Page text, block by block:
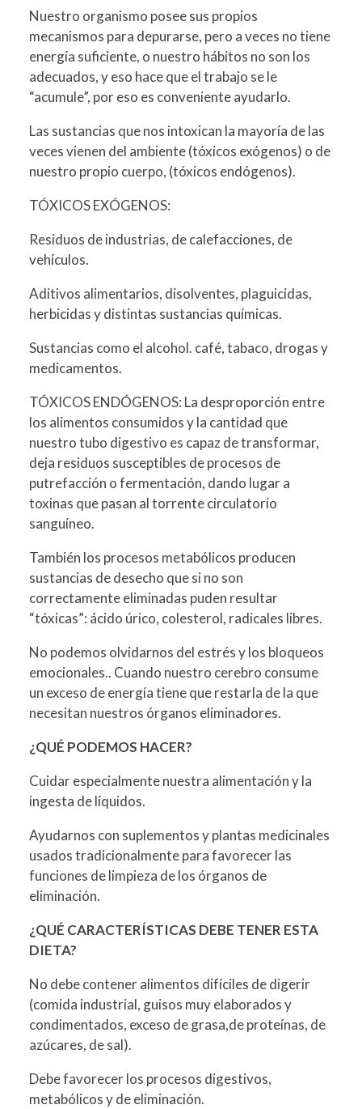
Nuestro organismo posee sus propios
mecanismos para depurarse, pero a veces no tiene
energía suficiente, o nuestro hábitos no son los
adecuados, y eso hace que el trabajo se le
“acumule”, por eso es conveniente ayudarlo.
Las sustancias que nos intoxican la mayoría de las
veces vienen del ambiente (tóxicos exógenos) o de
nuestro propio cuerpo, (tóxicos endógenos).
TÓXICOS EXÓGENOS:
Residuos de industrias, de calefacciones, de
vehículos.
Aditivos alimentarios, disolventes, plaguicidas,
herbicidas y distintas sustancias químicas.
Sustancias como el alcohol. café, tabaco, drogas y
medicamentos.
TÓXICOS ENDÓGENOS: La desproporción entre
los alimentos consumidos y la cantidad que
nuestro tubo digestivo es capaz de transformar,
deja residuos susceptibles de procesos de
putrefacción o fermentación, dando lugar a
toxinas que pasan al torrente circulatorio
sanguíneo.
También los procesos metabólicos producen
sustancias de desecho que si no son
correctamente eliminadas puden resultar
“tóxicas”: ácido úrico, colesterol, radicales libres.
No podemos olvidarnos del estrés y los bloqueos
emocionales.. Cuando nuestro cerebro consume
un exceso de energía tiene que restarla de la que
necesitan nuestros órganos eliminadores.
¿QUÉ PODEMOS HACER?
Cuidar especialmente nuestra alimentación y la
ingesta de líquidos.
Ayudarnos con suplementos y plantas medicinales
usados tradicionalmente para favorecer las
funciones de limpieza de los órganos de
eliminación.
¿QUÉ CARACTERÍSTICAS DEBE TENER ESTA
DIETA?
No debe contener alimentos difíciles de digerir
(comida industrial, guisos muy elaborados y
condimentados, exceso de grasa,de proteínas, de
azúcares, de sal).
Debe favorecer los procesos digestivos,
metabólicos y de eliminación.